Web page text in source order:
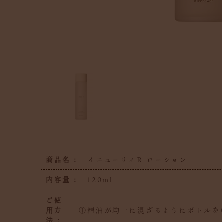
商品名 :
イニューリィR ローション
内容量 :
120ml
ご使
用方
法 :
①精油が均一に混ざるようにボトルを